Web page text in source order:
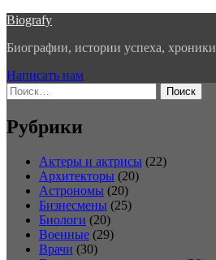
Перейти
содержимому
Biografy
Биографии, истории успеха, хроники
Написать нам
Найти:
Рубрики
Актеры и актрисы (22)
Архитекторы (20)
Астрономы (20)
Бизнесмены (25)
Биологи (20)
Военные (29)
Врачи (30)